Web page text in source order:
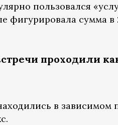
пользовался
фигурировала сумма в
проходили
в зависимом